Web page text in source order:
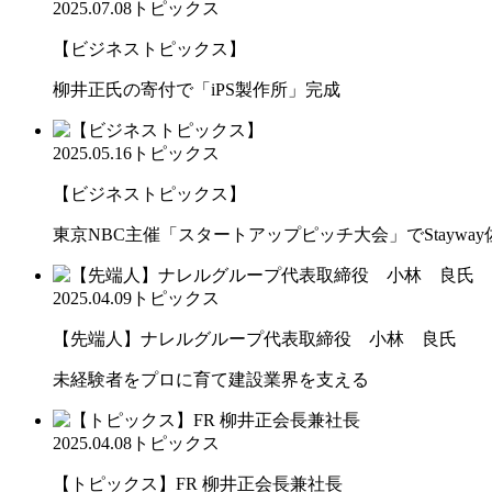
2025.07.08 トピックス
【ビジネストピックス】
柳井正氏の寄付で「iPS製作所」完成
2025.05.16 トピックス
【ビジネストピックス】
東京NBC主催「スタートアップピッチ大会」でStayway
2025.04.09 トピックス
【先端人】ナレルグループ代表取締役 小林 良氏
未経験者をプロに育て建設業界を支える
2025.04.08 トピックス
【トピックス】FR 柳井正会長兼社長